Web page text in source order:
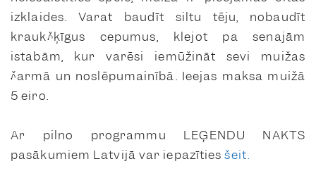
izklaides. Varat baudīt siltu tēju, nobaudīt
kraukšķīgus cepumus, klejot pa senajām
istabām, kur varēsi iemūžināt sevi muižas
šarmā un noslēpumainībā. Ieejas maksa muižā
5 eiro.
Ar pilno programmu LEĢENDU NAKTS
pasākumiem Latvijā var iepazītiesšeit.